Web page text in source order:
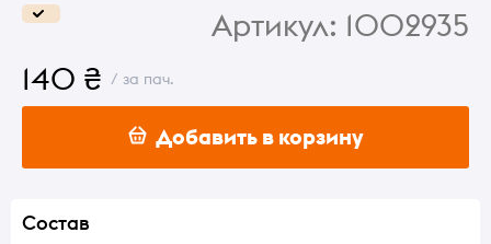
Артикул: 1002935
140 ₴ / за пач.
Добавить в корзину
Состав